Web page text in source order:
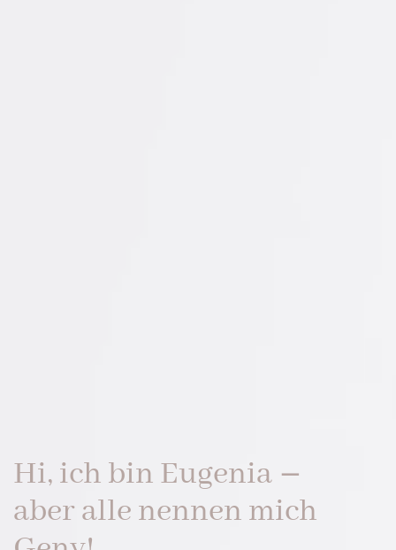
Hi, ich bin Eugenia –
aber alle nennen mich